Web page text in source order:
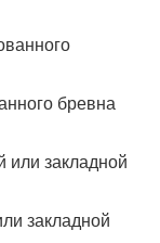
бревна
закладной